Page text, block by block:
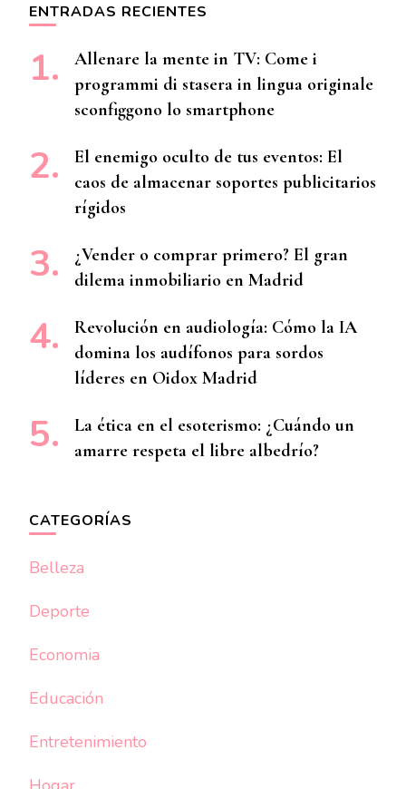
ENTRADAS RECIENTES
Allenare la mente in TV: Come i
programmi di stasera in lingua originale
sconfiggono lo smartphone
El enemigo oculto de tus eventos: El
caos de almacenar soportes publicitarios
rígidos
¿Vender o comprar primero? El gran
dilema inmobiliario en Madrid
Revolución en audiología: Cómo la IA
domina los audífonos para sordos
líderes en Oidox Madrid
La ética en el esoterismo: ¿Cuándo un
amarre respeta el libre albedrío?
CATEGORÍAS
Belleza
Deporte
Economia
Educación
Entretenimiento